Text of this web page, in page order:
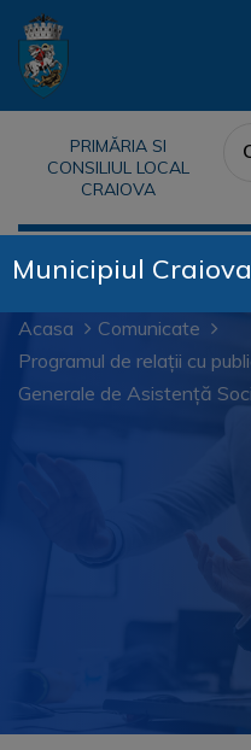
PRIMĂRIA SI
CONSILIUL LOCAL
CRAIOVA
Acasa
Comunicate
Programul de relații cu
Generale de Asistență